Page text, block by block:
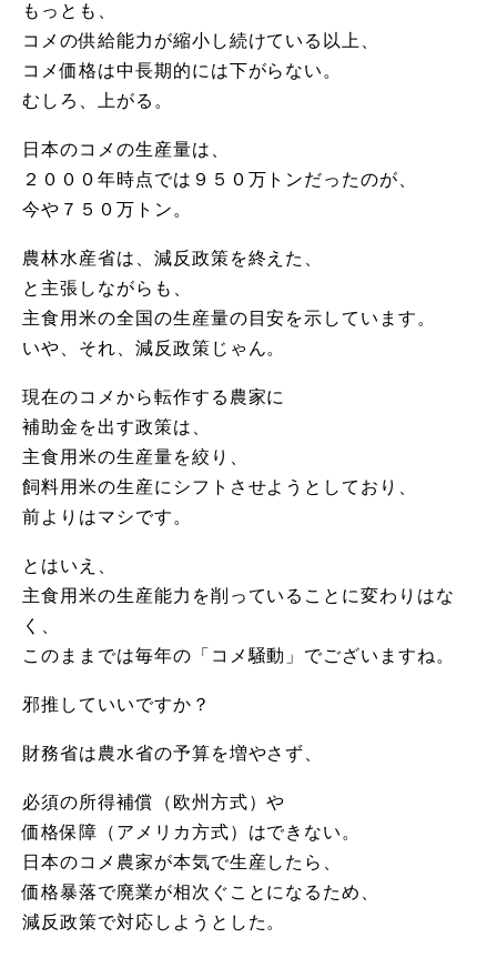
もっとも、
コメの供給能力が縮小し続けている以上、
コメ価格は中長期的には下がらない。
むしろ、上がる。
日本のコメの生産量は、
２０００年時点では９５０万トンだったのが、
今や７５０万トン。
農林水産省は、減反政策を終えた、
と主張しながらも、
主食用米の全国の生産量の目安を示しています。
いや、それ、減反政策じゃん。
現在のコメから転作する農家に
補助金を出す政策は、
主食用米の生産量を絞り、
飼料用米の生産にシフトさせようとしており、
前よりはマシです。
とはいえ、
主食用米の生産能力を削っていることに変わりはな
く、
このままでは毎年の「コメ騒動」でございますね。
邪推していいですか？
財務省は農水省の予算を増やさず、
必須の所得補償（欧州方式）や
価格保障（アメリカ方式）はできない。
日本のコメ農家が本気で生産したら、
価格暴落で廃業が相次ぐことになるため、
減反政策で対応しようとした。